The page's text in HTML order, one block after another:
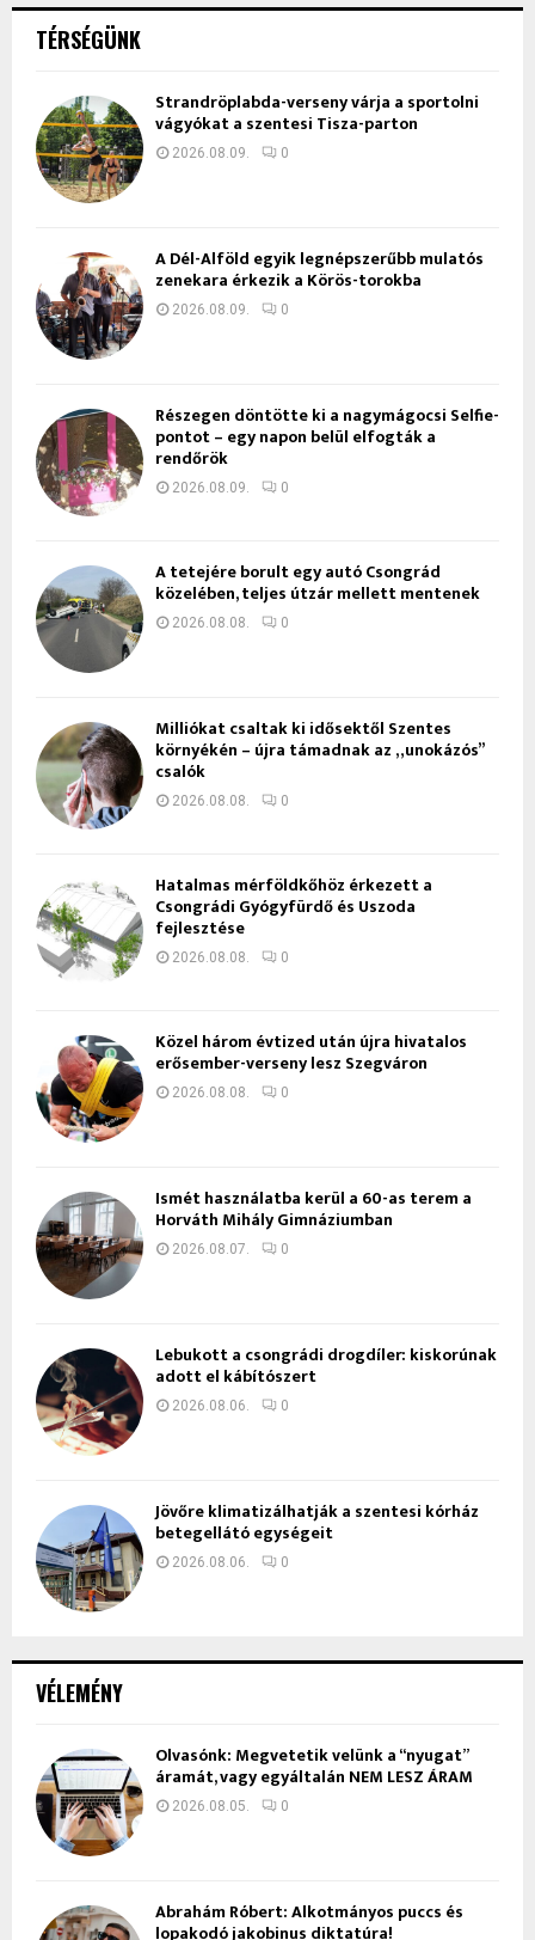
VÉLEMÉNY
Olvasónk: Megvetetik velünk a “nyugat”
áramát, vagy egyáltalán NEM LESZ ÁRAM
2026.08.05. 0
Ábrahám Róbert: Alkotmányos puccs és
lopakodó jakobinus diktatúra!
TÉRSÉGÜNK
Strandröplabda-verseny várja a sportolni
vágyókat a szentesi Tisza-parton
2026.08.09. 0
A Dél-Alföld egyik legnépszerűbb mulatós
zenekara érkezik a Körös-torokba
2026.08.09. 0
Részegen döntötte ki a nagymágocsi Selfie-
pontot – egy napon belül elfogták a
rendőrök
2026.08.09. 0
A tetejére borult egy autó Csongrád
közelében, teljes útzár mellett mentenek
2026.08.08. 0
Milliókat csaltak ki idősektől Szentes
környékén – újra támadnak az „unokázós”
csalók
2026.08.08. 0
Hatalmas mérföldkőhöz érkezett a
Csongrádi Gyógyfürdő és Uszoda
fejlesztése
2026.08.08. 0
Közel három évtized után újra hivatalos
erősember-verseny lesz Szegváron
2026.08.08. 0
Ismét használatba kerül a 60-as terem a
Horváth Mihály Gimnáziumban
2026.08.07. 0
Lebukott a csongrádi drogdíler: kiskorúnak
adott el kábítószert
2026.08.06. 0
Jövőre klimatizálhatják a szentesi kórház
betegellátó egységeit
2026.08.06. 0